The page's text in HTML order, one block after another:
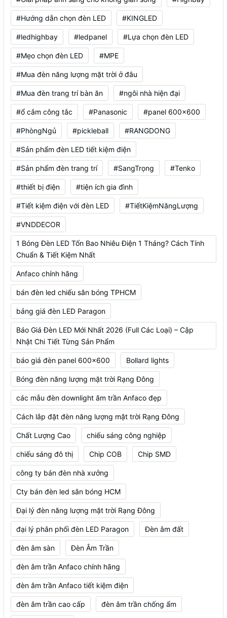
#Hướng dẫn chọn đèn LED #KINGLED
#ledhighbay #ledpanel #Lựa chọn đèn LED
#Mẹo chọn đèn LED #MPE
#Mua đèn năng lượng mặt trời ở đâu
#Mua đèn trang trí bàn ăn #ngôi nhà hiện đại
#ổ cắm công tắc #Panasonic #panel 600x600
#PhòngNgủ #pickleball #RANGDONG
#Sản phẩm đèn LED tiết kiệm điện
#Sản phẩm đèn trang trí #SangTrọng #Tenko
#thiết bị điện #tiện ích gia đình
#Tiết kiệm điện với đèn LED #TiếtKiệmNăngLượng
#VNDDECOR
1 Bóng Đèn LED Tốn Bao Nhiêu Điện 1 Tháng? Cách Tính
Chuẩn & Tiết Kiệm Nhất
Anfaco chính hãng
bán đèn led chiếu sân bóng TPHCM
bảng giá đèn LED Paragon
Báo Giá Đèn LED Mới Nhất 2026 (Full Các Loại) – Cập
Nhật Chi Tiết Từng Sản Phẩm
báo giá đèn panel 600x600 Bollard lights
Bóng đèn năng lượng mặt trời Rạng Đông
các mẫu đèn downlight âm trần Anfaco đẹp
Cách lắp đặt đèn năng lượng mặt trời Rạng Đông
Chất Lượng Cao chiếu sáng công nghiệp
chiếu sáng đô thị Chip COB Chip SMD
công ty bán đèn nhà xưởng
Cty bán đèn led sân bóng HCM
Đại lý đèn năng lượng mặt trời Rạng Đông
đại lý phân phối đèn LED Paragon Đèn âm đất
đèn âm sàn Đèn Âm Trần
đèn âm trần Anfaco chính hãng
đèn âm trần Anfaco tiết kiệm điện
đèn âm trần cao cấp đèn âm trần chống ẩm